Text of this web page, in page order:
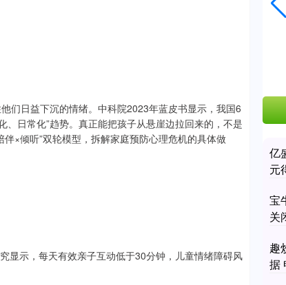
们日益下沉的情绪。中科院2023年蓝皮书显示，我国6
日常化”趋势。真正能把孩子从悬崖边拉回来的，不是
×倾听”双轮模型，拆解家庭预防心理危机的具体做
显示，每天有效亲子互动低于30分钟，儿童情绪障碍风
亿
元
宝
关
趣
据